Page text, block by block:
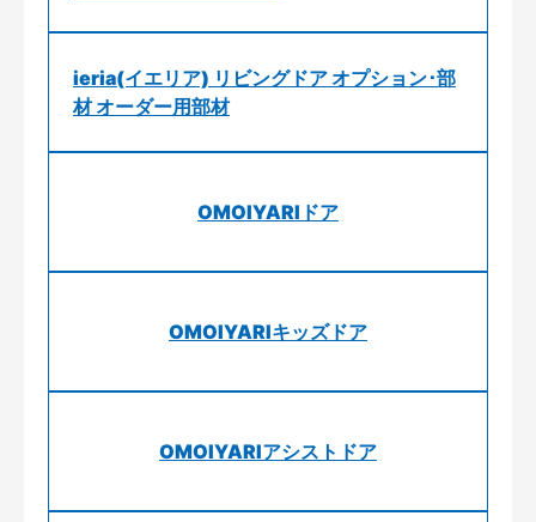
ieria(イエリア) リビングドア オプション･部
材 オーダー用部材
OMOIYARIドア
OMOIYARIキッズドア
OMOIYARIアシストドア